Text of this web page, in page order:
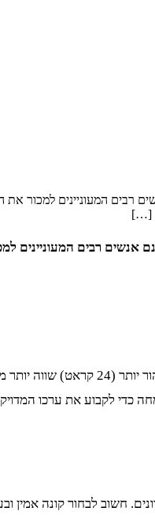
רבים המעוניינים למכור
[…]
רבים המעוניינים
כדי לקבוע את ערכו
חשוב לבחור קונה אמין